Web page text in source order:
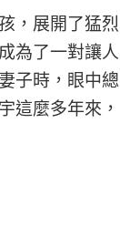
，展開了猛烈
為了一對讓人
子時，眼中總
這麼多年來，